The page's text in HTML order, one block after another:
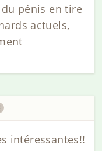
pénis en tire
actuels,
intéressantes!!